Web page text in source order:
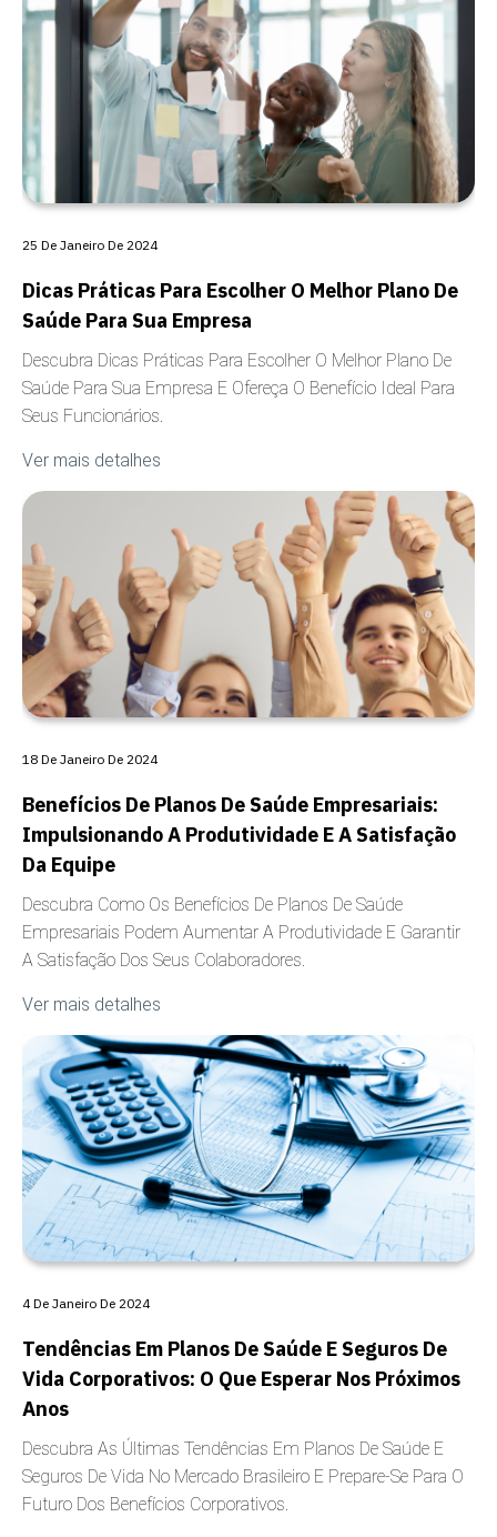
CARÊNCIA
Dicas Práticas Para Escolher O Melhor Plano De
Saúde Para Sua Empresa
Descubra Dicas Práticas Para Escolher O Melhor Plano De
Saúde Para Sua Empresa E Ofereça O Benefício Ideal Para
Seus Funcionários.
Ver mais detalhes
25 De Janeiro De 2024
COBERTURA
Benefícios De Planos De Saúde Empresariais:
Impulsionando A Produtividade E A Satisfação
Da Equipe
Descubra Como Os Benefícios De Planos De Saúde
Empresariais Podem Aumentar A Produtividade E Garantir
A Satisfação Dos Seus Colaboradores.
Ver mais detalhes
18 De Janeiro De 2024
Tendências Em Planos De Saúde E Seguros De
Vida Corporativos: O Que Esperar Nos Próximos
Anos
Descubra As Últimas Tendências Em Planos De Saúde E
Seguros De Vida No Mercado Brasileiro E Prepare-Se Para O
Futuro Dos Benefícios Corporativos.
4 De Janeiro De 2024